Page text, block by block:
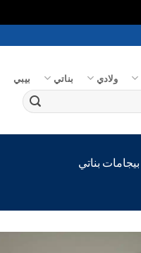
ولادي بناتي بيبي
بيجامات بناتي